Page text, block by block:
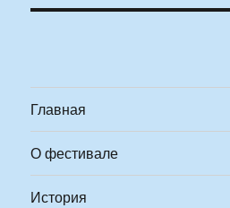
Главная
О фестивале
История